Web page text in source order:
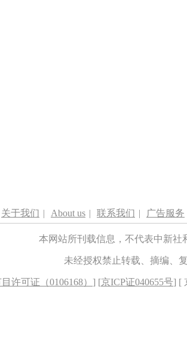
关于我们 | About us | 联系我们 | 广告服务
本网站所刊载信息，不代表中新
未经授权禁止转载、摘编、
许可证（0106168） ] [京ICP证040655号] [